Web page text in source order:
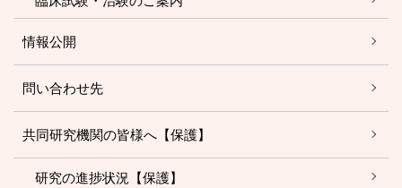
情報公開
問い合わせ先
共同研究機関の皆様へ【保護】
研究の進捗状況【保護】